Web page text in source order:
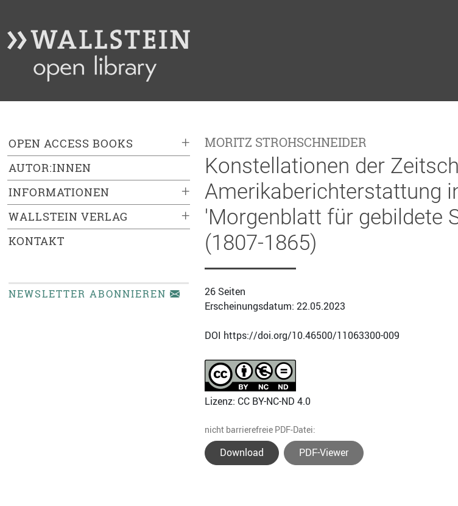
+
OPEN ACCESS BOOKS
AUTOR:INNEN
+
INFORMATIONEN
+
WALLSTEIN VERLAG
KONTAKT
NEWSLETTER ABONNIEREN
MORITZ STROHSCHNEIDER
Konstellationen der
Amerikaberichterstattung
'Morgenblatt für gebildete
(1807-1865)
26 Seiten
Erscheinungsdatum: 22.05.2023
DOI https://doi.org/10.46500/11063300-009
Lizenz: CC BY-NC-ND 4.0
nicht barrierefreie PDF-Datei:
Download PDF-Viewer